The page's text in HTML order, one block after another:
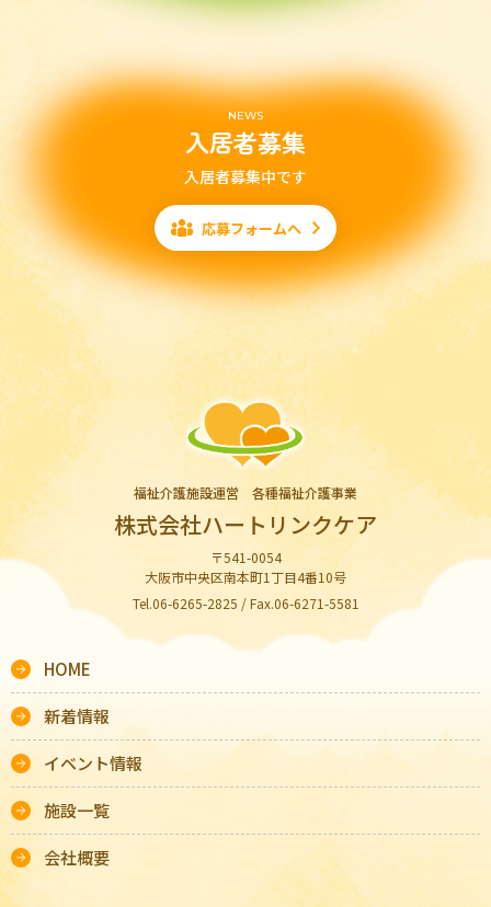
NEWS
入居者募集
入居者募集中です
応募フォームへ
福祉介護施設運営 各種福祉介護事業
株式会社ハートリンクケア
〒541-0054
大阪市中央区南本町1丁目4番10号
Tel.06-6265-2825 / Fax.06-6271-5581
HOME
新着情報
イベント情報
施設一覧
会社概要